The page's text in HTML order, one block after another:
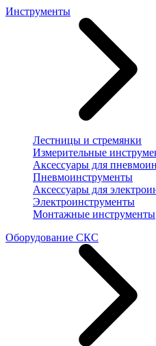
Инструменты
Лестницы и стремянки
Измерительные
Аксессуары для
Пневмоинструменты
Аксессуары для
Электроинструменты
Монтажные инструменты
Оборудование СКС